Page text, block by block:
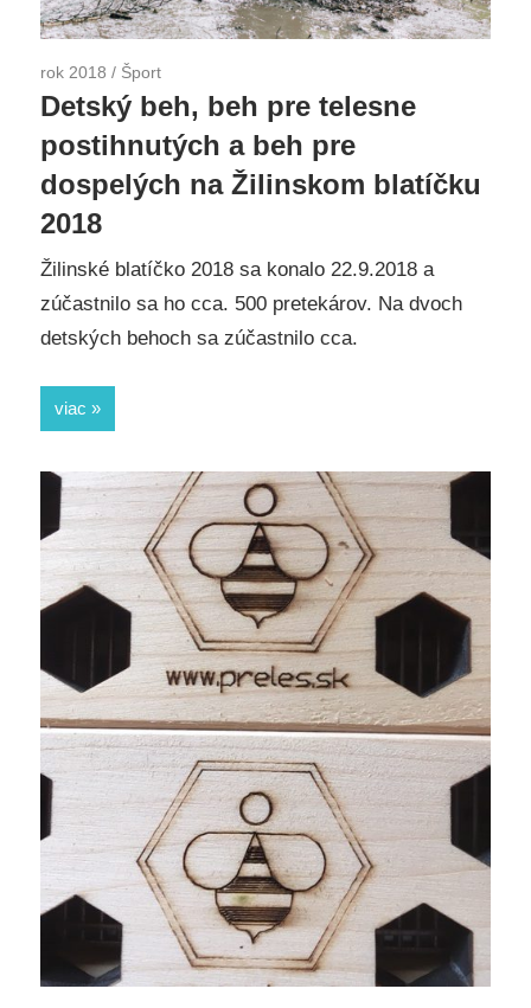
rok 2018 / Šport
Detský beh, beh pre telesne
postihnutých a beh pre
dospelých na Žilinskom blatíčku
2018
Žilinské blatíčko 2018 sa konalo 22.9.2018 a
zúčastnilo sa ho cca. 500 pretekárov. Na dvoch
detských behoch sa zúčastnilo cca.
viac